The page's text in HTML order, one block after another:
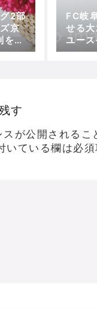
2部
京
を発
表
FC岐
せる
ユー
グ、
す
が公開されるこ
いている欄は必